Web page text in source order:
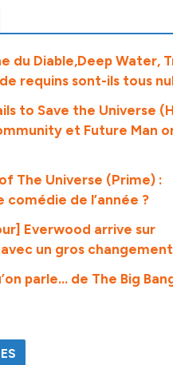
du Diable,Deep Water,
requins sont-ils tous
to Save the Universe
et Future Man
The Universe (Prime) :
comédie de l’année ?
Everwood arrive sur
un gros
parle… de The Big